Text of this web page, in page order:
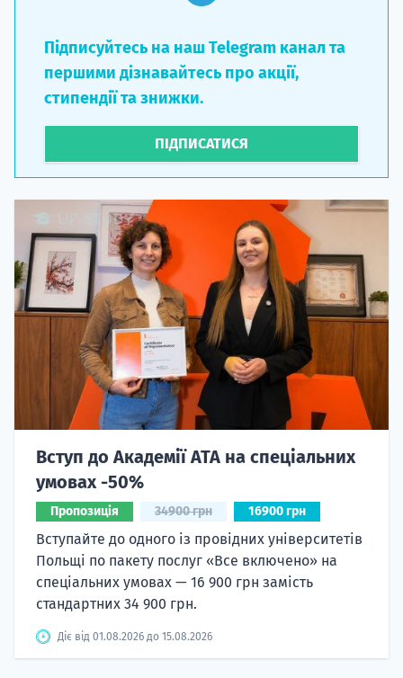
Підписуйтесь на наш Telegram канал та
першими дізнавайтесь про акції,
стипендії та знижки.
ПІДПИСАТИСЯ
Вступ до Академії ATA на спеціальних
умовах -50%
Пропозиція 34900 грн 16900 грн
Вступайте до одного із провідних університетів
Польщі по пакету послуг «Все включено» на
спеціальних умовах — 16 900 грн замість
стандартних 34 900 грн.
Діє від 01.08.2026 до 15.08.2026